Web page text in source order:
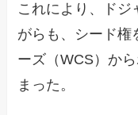
これにより、ドジ
がらも、シード権
ーズ（WCS）か
まった。